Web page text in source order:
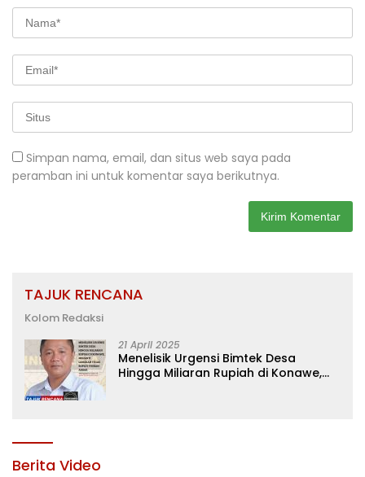
Simpan nama, email, dan situs web saya pada
peramban ini untuk komentar saya berikutnya.
TAJUK RENCANA
Kolom Redaksi
21 April 2025
Menelisik Urgensi Bimtek Desa
Hingga Miliaran Rupiah di Konawe,
Berita Video